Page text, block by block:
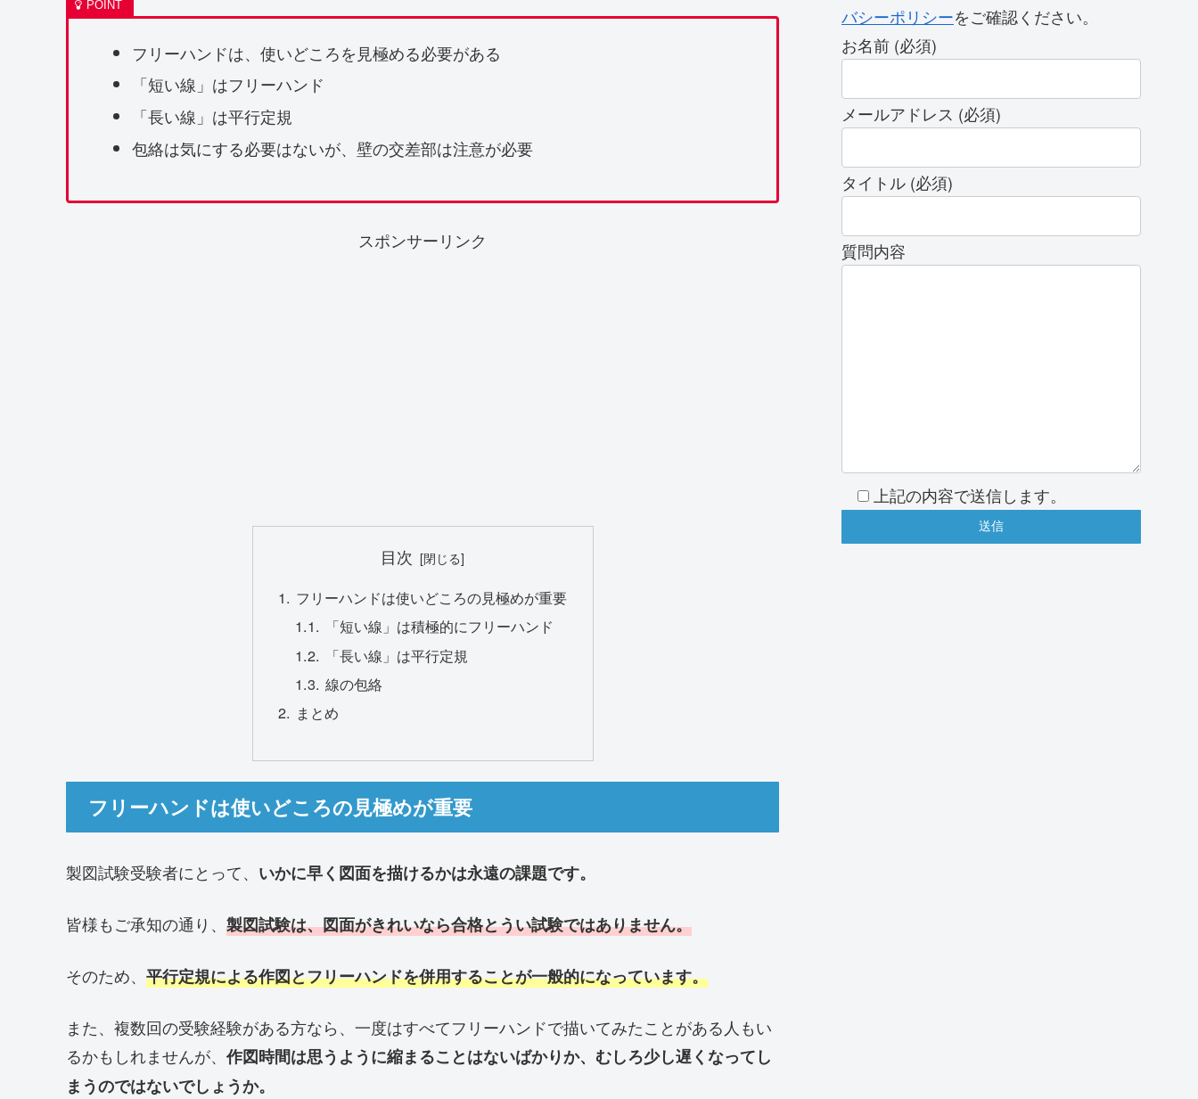
フリーハンドは、使いどころを見極める必要がある
「短い線」はフリーハンド
「長い線」は平行定規
包絡は気にする必要はないが、壁の交差部は注意が必要
スポンサーリンク
目次
フリーハンドは使いどころの見極めが重要
「短い線」は積極的にフリーハンド
「長い線」は平行定規
線の包絡
まとめ
フリーハンドは使いどころの見極めが重要
製図試験受験者にとって、 いかに早く図面を描けるかは永遠の課題です。
皆様もご承知の通り、 製図試験は、図面がきれいなら合格とうい試験ではありません。
そのため、 平行定規による作図とフリーハンドを併用することが一般的になっています。
また、複数回の受験経験がある方なら、一度はすべてフリーハンドで描いてみたことがある人もい
るかもしれませんが、 作図時間は思うように縮まることはないばかりか、むしろ少し遅くなってし
まうのではないでしょうか。
バシーポリシーをご確認ください。
お名前 (必須)
メールアドレス (必須)
タイトル (必須)
質問内容
上記の内容で送信します。